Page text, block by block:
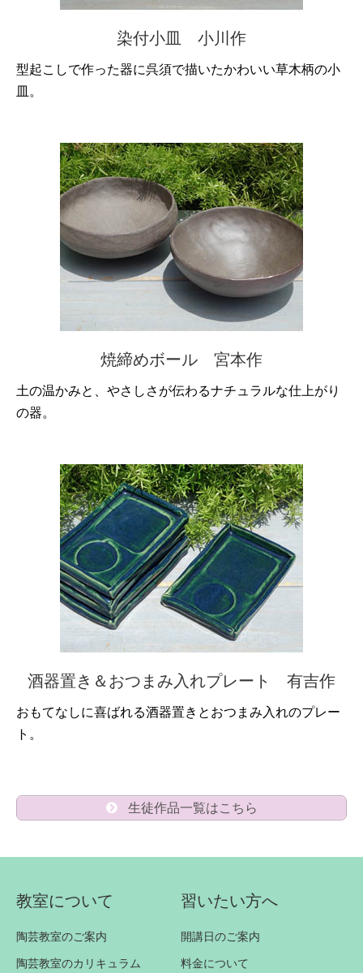
染付小皿 小川作
型起こしで作った器に呉須で描いたかわいい草木柄の小
皿。
焼締めボール 宮本作
土の温かみと、やさしさが伝わるナチュラルな仕上がり
の器。
酒器置き＆おつまみ入れプレート 有吉作
おもてなしに喜ばれる酒器置きとおつまみ入れのプレー
ト。
生徒作品一覧はこちら
教室について
陶芸教室のご案内
陶芸教室のカリキュラム
習いたい方へ
開講日のご案内
料金について